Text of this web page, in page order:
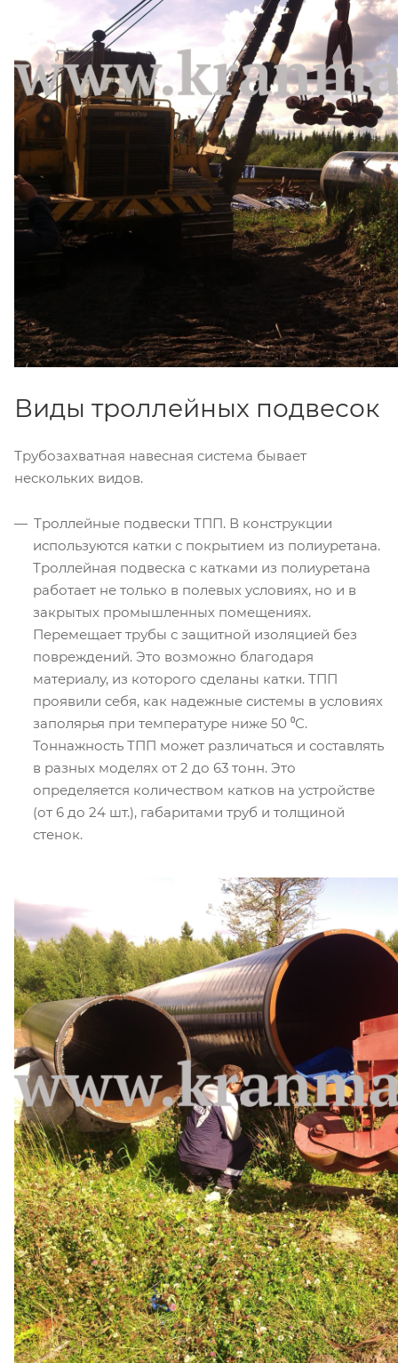
Виды троллейных подвесок
Трубозахватная навесная система бывает
нескольких видов.
Троллейные подвески ТПП. В конструкции
используются катки с покрытием из полиуретана.
Троллейная подвеска с катками из полиуретана
работает не только в полевых условиях, но и в
закрытых промышленных помещениях.
Перемещает трубы с защитной изоляцией без
повреждений. Это возможно благодаря
материалу, из которого сделаны катки. ТПП
проявили себя, как надежные системы в условиях
заполярья при температуре ниже 50 ⁰С.
Тоннажность ТПП может различаться и составлять
в разных моделях от 2 до 63 тонн. Это
определяется количеством катков на устройстве
(от 6 до 24 шт.), габаритами труб и толщиной
стенок.